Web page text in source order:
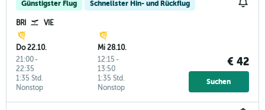
Günstigster Flug Schnellster Hin- und Rückflug
BRI VIE
Do 22.10.
21:00-
22:35
Nonstop
1:35 Std.
Mi 28.10.
12:15 -
13:50
Nonstop
1:35 Std.
€ 42
Suchen